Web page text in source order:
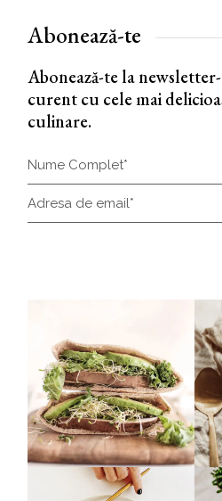
Abonează-te
Abonează-te la
curent cu cele mai
culinare.